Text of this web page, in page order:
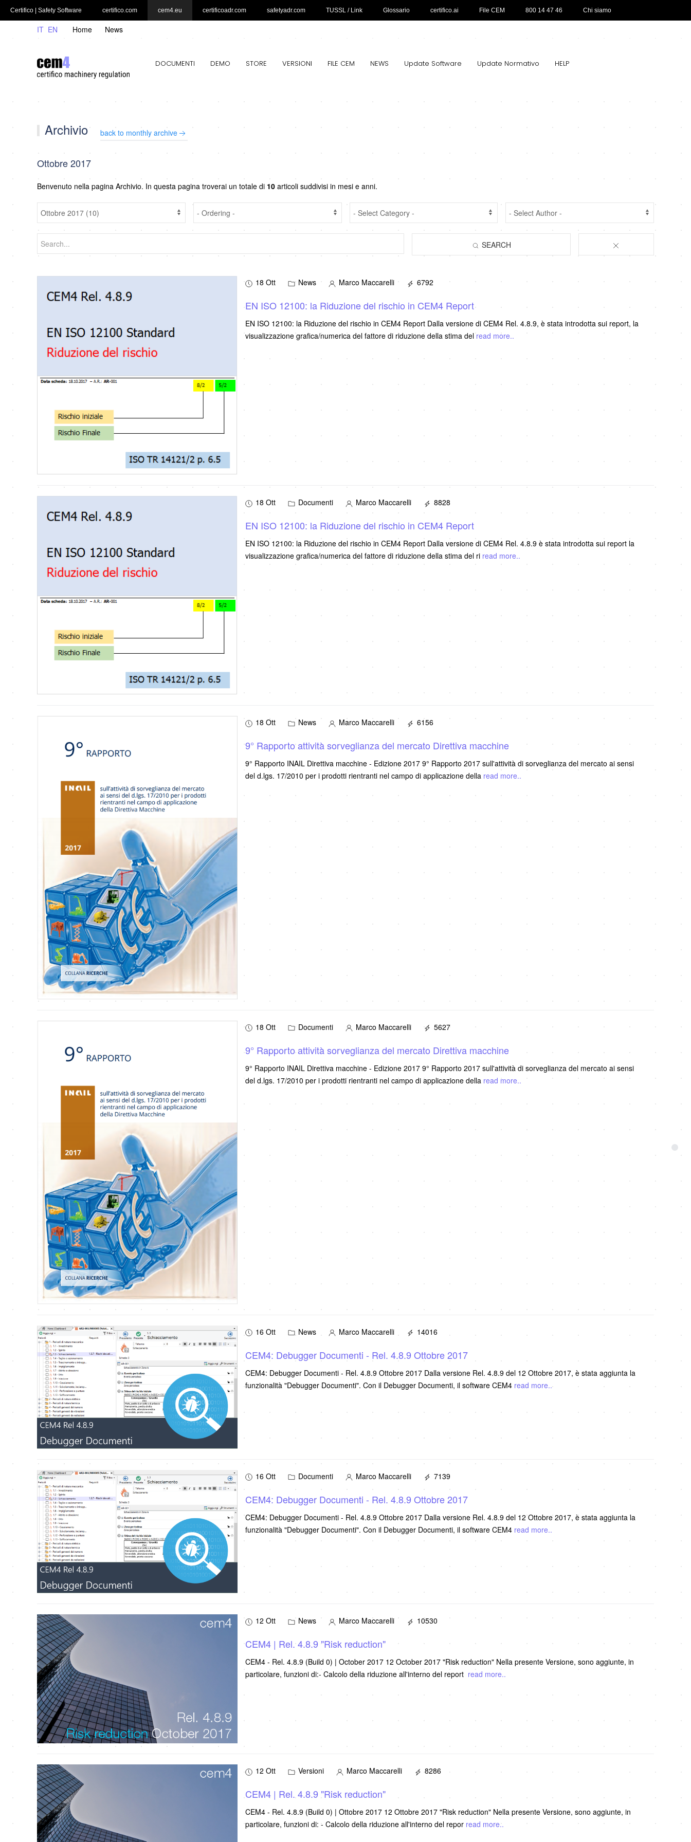
Certifico | Safety Software certifico.com cem4.eu certificoadr.com safetyadr.com TUSSL / Link Glossario certifico.ai File CEM 800 14 47 46 Chi siamo
IT EN Home News
DOCUMENTI DEMO STORE VERSIONI FILE CEM NEWS Update Software Update Normativo HELP
Archivio back to monthly archive
Ottobre 2017
Benvenuto nella pagina Archivio. In questa pagina troverai un totale di 10 articoli suddivisi in mesi e anni.
SEARCH
18 Ott News Marco Maccarelli 6792
EN ISO 12100: la Riduzione del rischio in CEM4 Report
EN ISO 12100: la Riduzione del rischio in CEM4 Report Dalla versione di CEM4 Rel. 4.8.9, è stata introdotta sui report, la
visualizzazione grafica/numerica del fattore di riduzione della stima del read more..
18 Ott Documenti Marco Maccarelli 8828
EN ISO 12100: la Riduzione del rischio in CEM4 Report
EN ISO 12100: la Riduzione del rischio in CEM4 Report Dalla versione di CEM4 Rel. 4.8.9 è stata introdotta sui report la
visualizzazione grafica/numerica del fattore di riduzione della stima del ri read more..
18 Ott News Marco Maccarelli 6156
9° Rapporto attività sorveglianza del mercato Direttiva macchine
9° Rapporto INAIL Direttiva macchine - Edizione 2017 9° Rapporto 2017 sull'attività di sorveglianza del mercato ai sensi
del d.lgs. 17/2010 per i prodotti rientranti nel campo di applicazione della read more..
18 Ott Documenti Marco Maccarelli 5627
9° Rapporto attività sorveglianza del mercato Direttiva macchine
9° Rapporto INAIL Direttiva macchine - Edizione 2017 9° Rapporto 2017 sull'attività di sorveglianza del mercato ai sensi
del d.lgs. 17/2010 per i prodotti rientranti nel campo di applicazione della read more..
16 Ott News Marco Maccarelli 14016
CEM4: Debugger Documenti - Rel. 4.8.9 Ottobre 2017
CEM4: Debugger Documenti - Rel. 4.8.9 Ottobre 2017 Dalla versione Rel. 4.8.9 del 12 Ottobre 2017, è stata aggiunta la
funzionalità "Debugger Documenti". Con il Debugger Documenti, il software CEM4 read more..
16 Ott Documenti Marco Maccarelli 7139
CEM4: Debugger Documenti - Rel. 4.8.9 Ottobre 2017
CEM4: Debugger Documenti - Rel. 4.8.9 Ottobre 2017 Dalla versione Rel. 4.8.9 del 12 Ottobre 2017, è stata aggiunta la
funzionalità "Debugger Documenti". Con il Debugger Documenti, il software CEM4 read more..
12 Ott News Marco Maccarelli 10530
CEM4 | Rel. 4.8.9 "Risk reduction"
CEM4 - Rel. 4.8.9 (Build 0) | October 2017 12 October 2017 "Risk reduction" Nella presente Versione, sono aggiunte, in
particolare, funzioni di:- Calcolo della riduzione all'interno del report read more..
12 Ott Versioni Marco Maccarelli 8286
CEM4 | Rel. 4.8.9 "Risk reduction"
CEM4 - Rel. 4.8.9 (Build 0) | Ottobre 2017 12 Ottobre 2017 "Risk reduction" Nella presente Versione, sono aggiunte, in
particolare, funzioni di: - Calcolo della riduzione all'interno del repor read more..